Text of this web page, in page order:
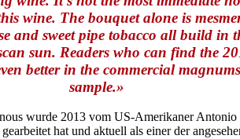
wine. The bouquet alone is
and sweet pipe tobacco all build in
sun. Readers who can find the
better in the commercial
sample.»
wurde 2013 vom US-Amerikaner Antonio
hat und aktuell als einer der